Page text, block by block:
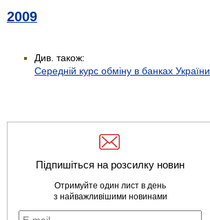
2009
Див. також:
Середній курс обміну в банках України
Підпишіться на розсилку новин
Отримуйте один лист в день
з найважливішими новинами